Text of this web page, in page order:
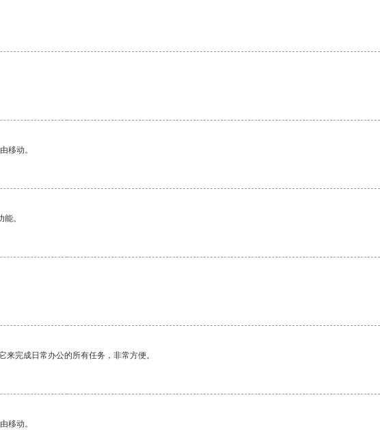
移动。
。
完成日常办公的所有任务，非常方便。
移动。